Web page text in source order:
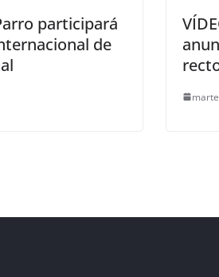
participará
de